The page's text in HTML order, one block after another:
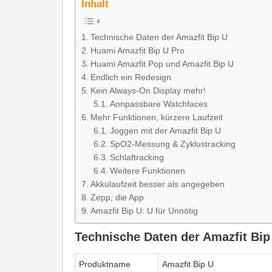
Inhalt
Technische Daten der Amazfit Bip U
Huami Amazfit Bip U Pro
Huami Amazfit Pop und Amazfit Bip U
Endlich ein Redesign
Kein Always-On Display mehr!
Annpassbare Watchfaces
Mehr Funktionen, kürzere Laufzeit
Joggen mit der Amazfit Bip U
SpO2-Messung & Zyklustracking
Schlaftracking
Weitere Funktionen
Akkulaufzeit besser als angegeben
Zepp, die App
Amazfit Bip U: U für Unnötig
Technische Daten der Amazfit Bip
Produktname Amazfit Bip U